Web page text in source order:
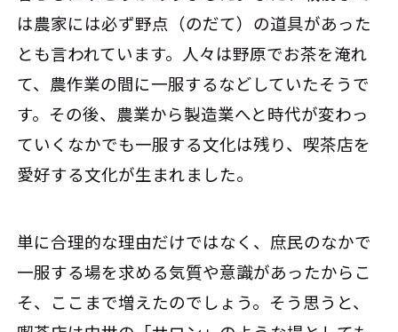
は農家には必ず野点（のだて）の道具があった
とも言われています。人々は野原でお茶を淹れ
て、農作業の間に一服するなどしていたそうで
す。その後、農業から製造業へと時代が変わっ
ていくなかでも一服する文化は残り、喫茶店を
愛好する文化が生まれました。
単に合理的な理由だけではなく、庶民のなかで
一服する場を求める気質や意識があったからこ
そ、ここまで増えたのでしょう。そう思うと、